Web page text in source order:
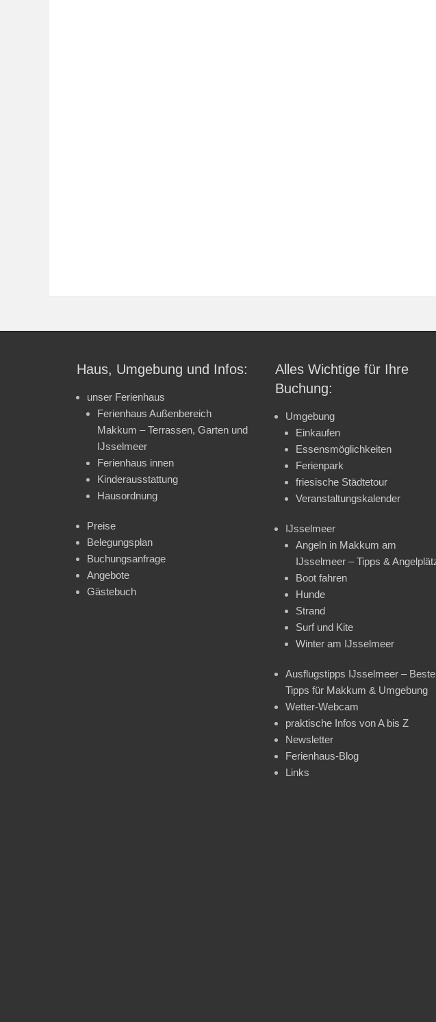
Haus, Umgebung und Infos:
unser Ferienhaus
Ferienhaus Außenbereich
Makkum – Terrassen, Garten und
IJsselmeer
Ferienhaus innen
Kinderausstattung
Hausordnung
Preise
Belegungsplan
Buchungsanfrage
Angebote
Gästebuch
Alles Wichtige für Ihre
Buchung:
Umgebung
Einkaufen
Essensmöglichkeiten
Ferienpark
friesische Städtetour
Veranstaltungskalender
IJsselmeer
Angeln in Makkum am
IJsselmeer – Tipps &
Boot fahren
Hunde
Strand
Surf und Kite
Winter am IJsselmeer
Ausflugstipps IJsselmeer – Beste
Tipps für Makkum & Umgebung
Wetter-Webcam
praktische Infos von A bis Z
Newsletter
Ferienhaus-Blog
Links